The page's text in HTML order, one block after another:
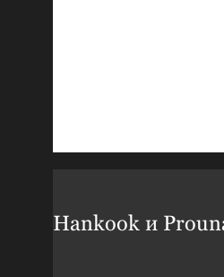
Hankook и